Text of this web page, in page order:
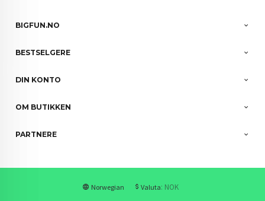
BIGFUN.NO
BESTSELGERE
DIN KONTO
OM BUTIKKEN
PARTNERE
Norwegian Valuta: NOK